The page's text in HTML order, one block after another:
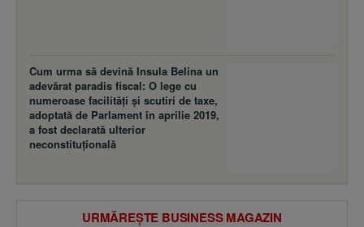
Cum urma să devină Insula Belina un
adevărat paradis fiscal: O lege cu
numeroase facilităţi şi scutiri de taxe,
adoptată de Parlament în aprilie 2019,
a fost declarată ulterior
neconstituţională
URMĂREȘTE BUSINESS MAGAZIN